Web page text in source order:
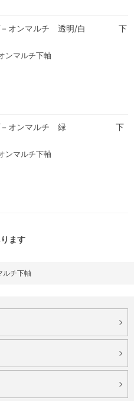
－オンマルチ 透明/白 下
ンマルチ下軸
プ－オンマルチ 緑 下
ンマルチ下軸
ます
ルチ下軸